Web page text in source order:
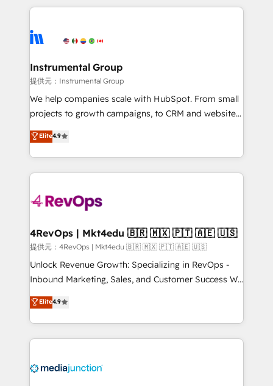
agency for an Ops problem. Don't hire a technical
agency for a growth problem. Hire a partner built to
eminent solutions & integrations. Trust us to
Elite Partners with 10+ years of HubSpot experience
Premier Partner 2023 🌟5 HubSpot Accreditations 🌟
Won HubSpot Theme Challenge 2021 🌟INBOUND’19
HubSpot Rising Star Why us? Harnessing the full
potential of the powerful HubSpot CRM. ✔️A team of
HubSpot experience ✔️Flexible pricing models —
Hourly-fee (assigned one Dedicated HubSpot
requirement). ✔️Helped over 25,000+ customers so
far with our HubSpot solutions. ✔️Bespoke apps &
on-demand bundle services. Connect with us today!
Instrumental Group
提供元：Instrumental Group
We help companies scale with HubSpot. From small
projects to growth campaigns, to CRM and websites.
Hire an agency that's experienced in every inch of
HubSpot and willing to work hand-in-hand with your
team to simplify the complex and build a better
experience for your team and customers.
Elite4.9
4RevOps | Mkt4edu 🇧🇷 🇲🇽 🇵🇹 🇦🇪 🇺🇸
提供元：4RevOps | Mkt4edu 🇧🇷 🇲🇽 🇵🇹 🇦🇪 🇺🇸
Unlock Revenue Growth: Specializing in RevOps -
Inbound Marketing, Sales, and Customer Success We
specialize in driving revenue growth for companies
across industries through tailored marketing, sales,
and customer success strategies, utilizing RevOps
methodologies. As Latin America's largest HubSpot
offer unparalleled insights. Operating in five
Elite4.9